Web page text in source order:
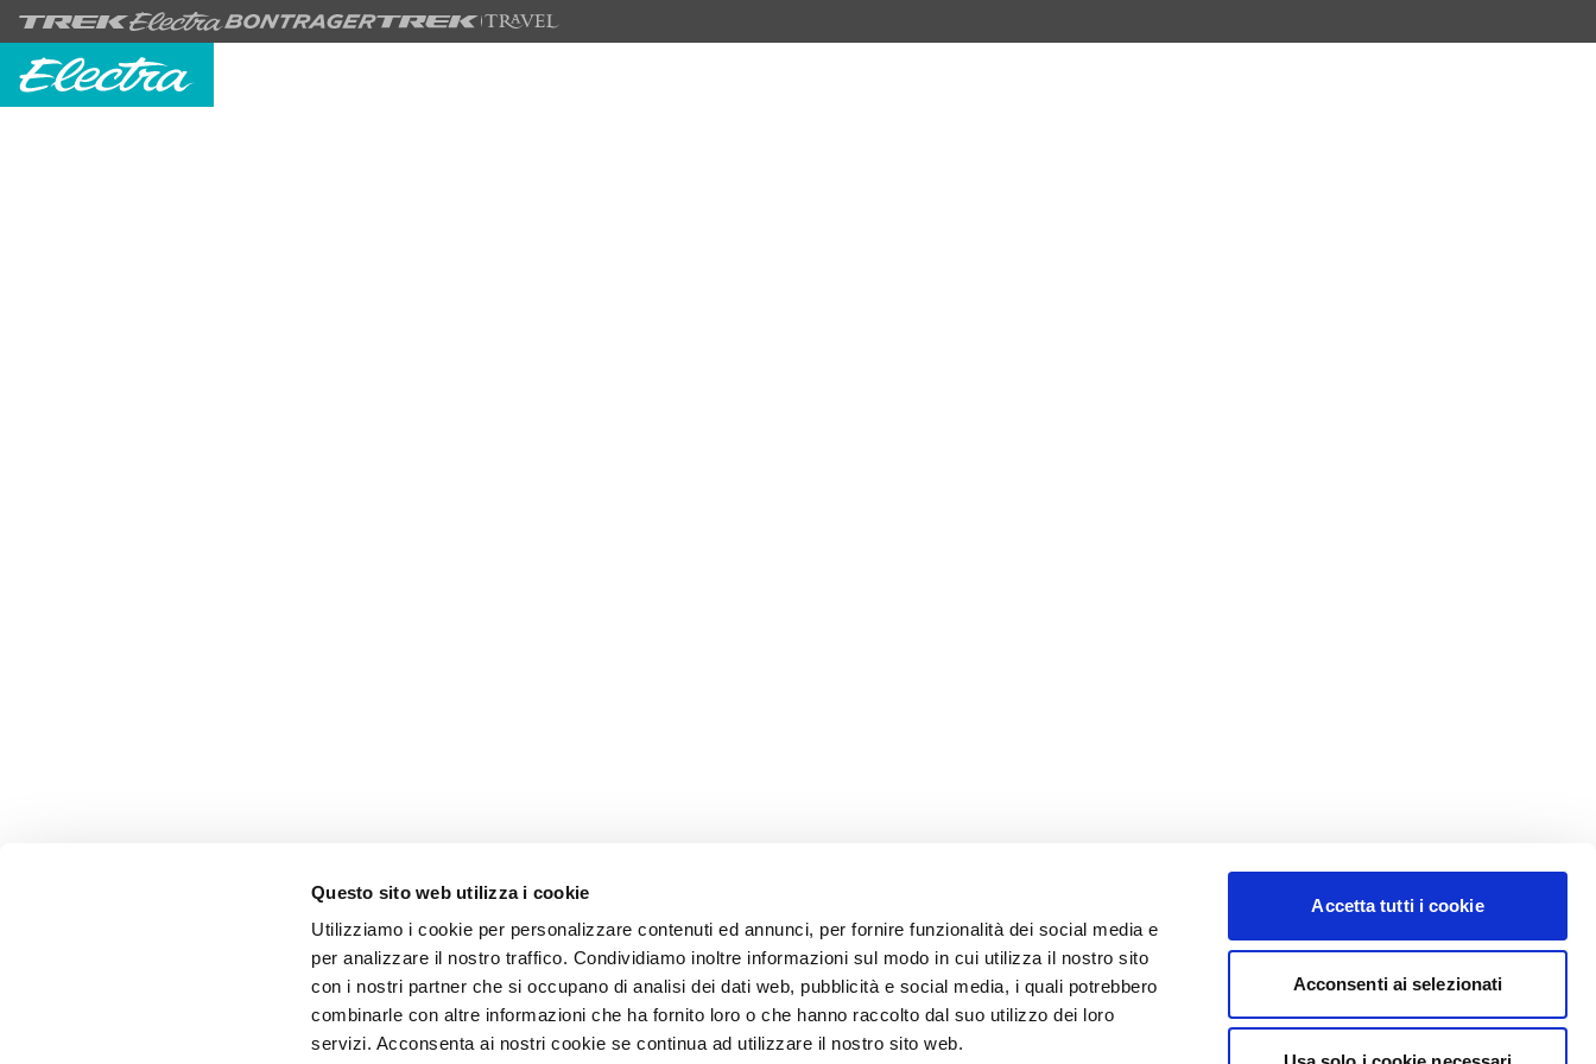
Questo sito web utilizza i cookie
Utilizziamo i cookie per personalizzare contenuti ed annunci, per fornire funzionalità dei social media e
per analizzare il nostro traffico. Condividiamo inoltre informazioni sul modo in cui utilizza il nostro sito
con i nostri partner che si occupano di analisi dei dati web, pubblicità e social media, i quali potrebbero
combinarle con altre informazioni che ha fornito loro o che hanno raccolto dal suo utilizzo dei loro
servizi. Acconsenta ai nostri cookie se continua ad utilizzare il nostro sito web.
Accetta tutti i cookie
Acconsenti ai selezionati